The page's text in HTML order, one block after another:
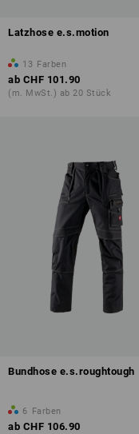
Latzhose e.s.motion
13 Farben
ab CHF 101.90
(m. MwSt.) ab 20 Stück
Bundhose e.s.roughtough
6 Farben
ab CHF 106.90